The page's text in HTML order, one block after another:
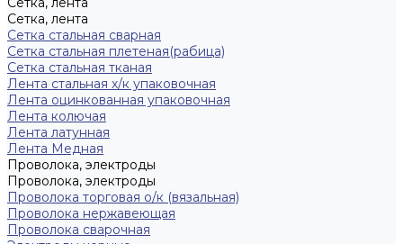
Сетка, лента
Сетка стальная сварная
Сетка стальная плетеная(рабица)
Сетка стальная тканая
Лента стальная х/к упаковочная
Лента оцинкованная упаковочная
Лента колючая
Лента латунная
Лента Медная
Проволока, электроды
Проволока, электроды
Проволока торговая о/к (вязальная)
Проволока нержавеющая
Проволока сварочная